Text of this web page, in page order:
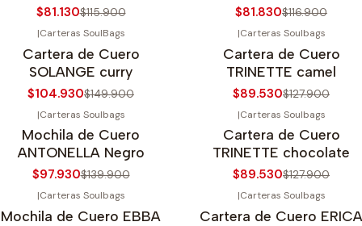
$81.130$115.900 $81.830$116.900
|Carteras SoulBags
Cartera de Cuero
SOLANGE curry
$104.930$149.900
|Carteras Soulbags
Cartera de Cuero
TRINETTE camel
$89.530$127.900
|Carteras Soulbags
Mochila de Cuero
ANTONELLA Negro
$97.930$139.900
|Carteras Soulbags
Cartera de Cuero
TRINETTE chocolate
$89.530$127.900
|Carteras Soulbags
Mochila de Cuero EBBA
|Carteras Soulbags
Cartera de Cuero ERICA